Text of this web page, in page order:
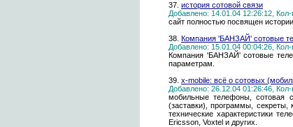
37. история сотовой связи
Добавлено: 14.01.04 12:26:12,
сайт полностью посвящен
38. Компания 'БАНЗАЙ' сотовые
Добавлено: 15.01.04 00:04:26,
Компания 'БАНЗАЙ' сотовые
параметрам.
39. x-mobile: всё о сотовых
Добавлено: 26.12.04 01:26:46,
мобильные телефоны, сотовая
(заставки), программы,
технические характеристики
Ericsson, Voxtel и других.